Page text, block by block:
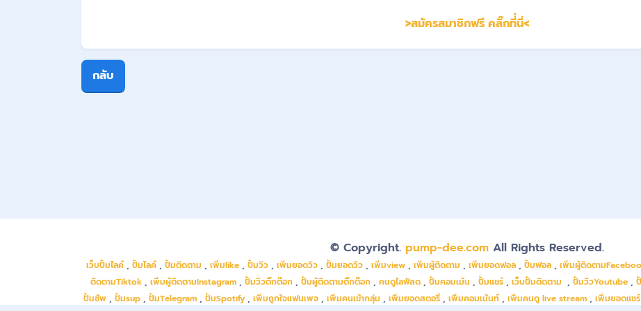
>สมัครสมาชิกฟรี คลิ๊กที่่นี่<
กลับ
© Copyright. pump-dee.com All Rights Reserved.
เว็บปั้มไลค์ , ปั้มไลค์ , ปั้มติดตาม , เพิ่มlike , ปั้มวิว , เพิ่มยอดวิว , ปั้มยอดวิว , เพิ่มview , เพิ่มผู้ติดตาม , เพิ่มยอดฟอล , ปั้มฟอล , เพิ่มผู้ติดตาม
ติดตามTiktok , เพิ่มผู้ติดตามInstagram , ปั้มวิวติ๊กต๊อก , ปั้มผู้ติดตามติ๊กต๊อก , คนดูไลฟ์สด , ปั้มคอมเม้น , ปั้มแชร์ , เว็บปั้มติดตาม , ปั้มวิวYoutube ,
ปั้มซัพ , ปั้มsup, ปั้มTelegram, ปั้มSpotify, เพิ่มถูกใจแฟนเพจ, เพิ่มคนเข้ากลุ่ม , เพิ่มยอดสตอรี่, เพิ่มคอมเม้นท์, เพิ่มคนดู live stream, เพิ่มยอดแชร์